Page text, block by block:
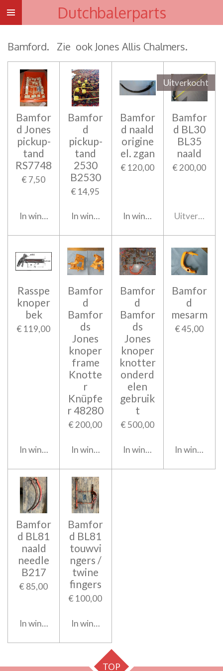
Ga
direct
de
hoofdinhoud
Dutchbalerparts
Bamford. Zie ook Jones Allis Chalmers.
Bamfor
d Jones
pickup-
tand
RS7748
€ 7,50
In winkelwagen
Bamfor
d
pickup-
tand
2530
B2530
€ 14,95
In winkelwagen
Bamfor
d naald
origine
el. zgan
€ 120,00
In winkelwagen
Uitverkocht
Bamfor
d BL30
BL35
naald
€ 200,00
Uitverkocht
Rasspe
knoper
bek
€ 119,00
In winkelwagen
Bamfor
d
Bamfor
ds
Jones
knoper
frame
Knotte
r
Knüpfe
r 48280
€ 200,00
In winkelwagen
Bamfor
d
Bamfor
ds
Jones
knoper
knotter
onderd
elen
gebruik
t
€ 500,00
In winkelwagen
Bamfor
d
mesarm
€ 45,00
In
Bamfor
d BL81
naald
needle
B217
€ 85,00
In winkelwagen
Bamfor
d BL81
touwvi
ngers /
twine
fingers
€ 100,00
In winkelwagen
TOP